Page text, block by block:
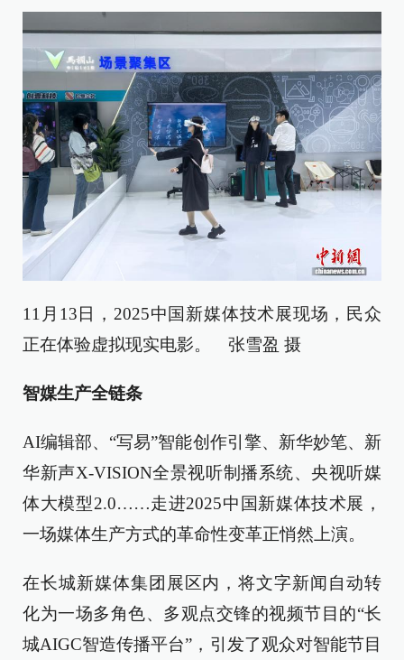
11月13日，2025中国新媒体技术展现场，民众
正在体验虚拟现实电影。 张雪盈 摄
智媒生产全链条
AI编辑部、“写易”智能创作引擎、新华妙笔、新
华新声X-VISION全景视听制播系统、央视听媒
体大模型2.0……走进2025中国新媒体技术展，
一场媒体生产方式的革命性变革正悄然上演。
在长城新媒体集团展区内，将文字新闻自动转
化为一场多角色、多观点交锋的视频节目的“长
城AIGC智造传播平台”，引发了观众对智能节目